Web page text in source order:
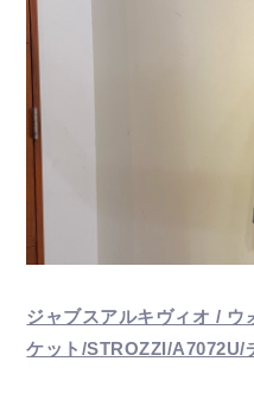
ジャブスアルキヴィオ / ウ
ケット/STROZZI/A7072U/